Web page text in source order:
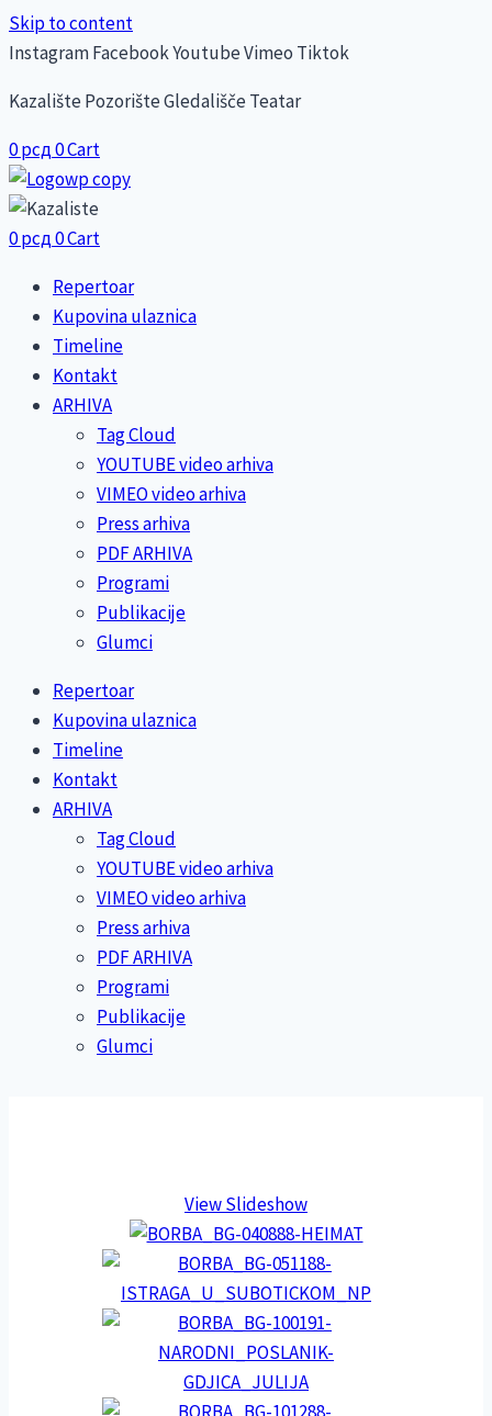
Skip to content
InstagramFacebookYoutubeVimeo Tiktok
Kazalište Pozorište Gledališče Teatar
0рсд0Cart
0рсд0Cart
Repertoar
Kupovina ulaznica
Timeline
Kontakt
ARHIVA
Tag Cloud
YOUTUBE video arhiva
VIMEO video arhiva
Press arhiva
PDF ARHIVA
Programi
Publikacije
Glumci
Repertoar
Kupovina ulaznica
Timeline
Kontakt
ARHIVA
Tag Cloud
YOUTUBE video arhiva
VIMEO video arhiva
Press arhiva
PDF ARHIVA
Programi
Publikacije
Glumci
View Slideshow